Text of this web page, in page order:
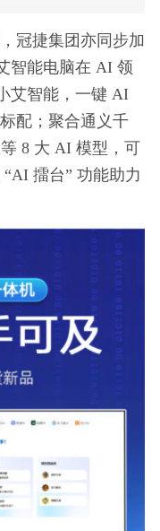
冠捷集团亦同步加
智能电脑在 AI 领
艾智能，一键 AI
配；聚合通义千
8 大 AI 模型，可
擂台” 功能助力